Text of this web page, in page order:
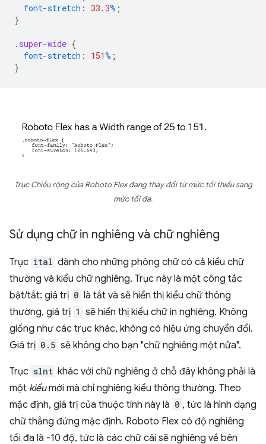
font-stretch : 33.3% ;
}
. super-wide {
font-stretch : 151% ;
}
Trục Chiều rộng của Roboto Flex đang thay đổi từ mức tối thiểu sang
mức tối đa.
Sử dụng chữ in nghiêng và chữ nghiêng
Trục ital dành cho những phông chữ có cả kiểu chữ
thường và kiểu chữ nghiêng. Trục này là một công tắc
bật/tắt: giá trị 0 là tắt và sẽ hiển thị kiểu chữ thông
thường, giá trị 1 sẽ hiển thị kiểu chữ in nghiêng. Không
giống như các trục khác, không có hiệu ứng chuyển đổi.
Giá trị 0.5 sẽ không cho bạn "chữ nghiêng một nửa".
Trục slnt khác với chữ nghiêng ở chỗ đây không phải là
một kiểumới mà chỉ nghiêng kiểu thông thường. Theo
mặc định, giá trị của thuộc tính này là 0 , tức là hình dạng
chữ thẳng đứng mặc định. Roboto Flex có độ nghiêng
tối đa là -10 độ, tức là các chữ cái sẽ nghiêng về bên